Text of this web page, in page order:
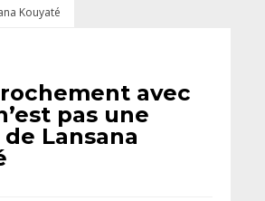
Kouyaté
avec
pas une
Lansana